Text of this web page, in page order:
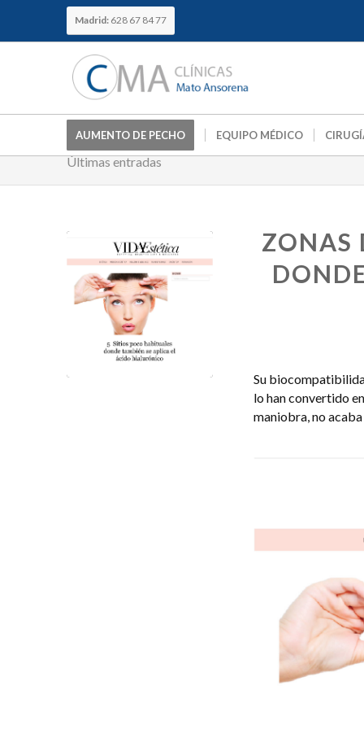
Madrid: 628 67 84 77
AUMENTO DE PECHO EQUIPO MÉDICO
Últimas entradas
ZONAS
Su
lo han convertido
maniobra, no acaba